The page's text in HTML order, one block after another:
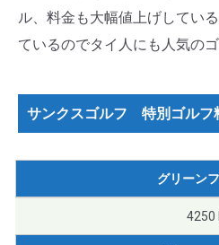
ル、料金も大幅値上げしてい
ているのでタイ人にも人気のゴ
サンクスゴルフ 特別ゴルフ
グリーン
4250